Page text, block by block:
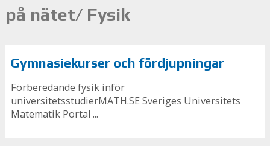
på nätet/ Fysik
Gymnasiekurser och fördjupningar
Förberedande fysik inför
universitetsstudierMATH.SE Sveriges Universitets
Matematik Portal ...